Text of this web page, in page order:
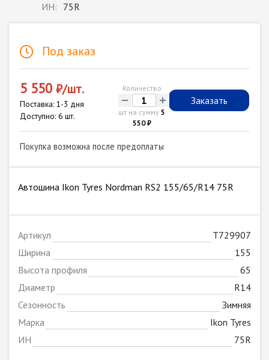
ИН: 75R
Под заказ
5 550 ₽/шт.
Поставка: 1-3 дня
Доступно: 6 шт.
Количество
- +
шт на сумму5
550 ₽
Заказать
Покупка возможна после предоплаты
Автошина Ikon Tyres Nordman RS2 155/65/R14 75R
Артикул
T729907
Ширина
155
Высота профиля
65
Диаметр
R14
Сезонность
Зимняя
Марка
Ikon Tyres
ИН
75R